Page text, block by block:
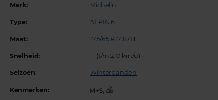
Merk: Michelin
Type: ALPIN 6
Maat: 175/65 R17 87H
Snelheid: H (t/m 210 km/u)
Seizoen: Winterbanden
Kenmerken: ,